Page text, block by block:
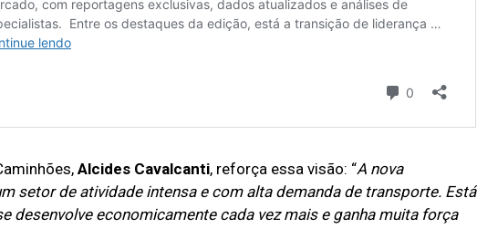
Alcides Cavalcanti, reforça essa visão: “A nova
setor de atividade intensa e com alta demanda de transporte. Está
desenvolve economicamente cada vez mais e ganha muita força